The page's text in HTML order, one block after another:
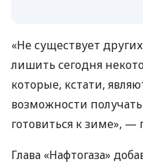
«Не существует
лишить сегодня
которые, кстати,
возможности
готовиться к зиме»,
Глава «Нафтогаза»